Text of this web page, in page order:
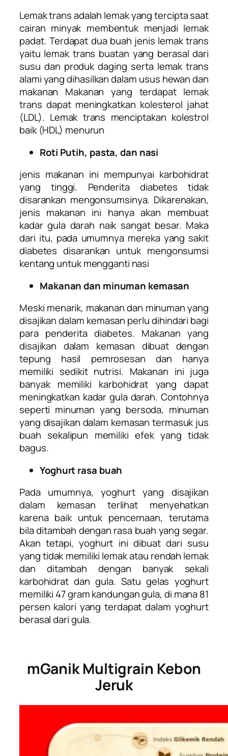
Lemak trans adalah lemak yang tercipta saat
cairan minyak membentuk menjadi lemak
padat. Terdapat dua buah jenis lemak trans
yaitu lemak trans buatan yang berasal dari
susu dan produk daging serta lemak trans
alami yang dihasilkan dalam usus hewan dan
makanan Makanan yang terdapat lemak
trans dapat meningkatkan kolesterol jahat
(LDL). Lemak trans menciptakan kolestrol
baik (HDL) menurun
Roti Putih, pasta, dan nasi
jenis makanan ini mempunyai karbohidrat
yang tinggi. Penderita diabetes tidak
disarankan mengonsumsinya. Dikarenakan,
jenis makanan ini hanya akan membuat
kadar gula darah naik sangat besar. Maka
dari itu, pada umumnya mereka yang sakit
diabetes disarankan untuk mengonsumsi
kentang untuk mengganti nasi
Makanan dan minuman kemasan
Meski menarik, makanan dan minuman yang
disajikan dalam kemasan perlu dihindari bagi
para penderita diabetes. Makanan yang
disajikan dalam kemasan dibuat dengan
tepung hasil pemrosesan dan hanya
memiliki sedikit nutrisi. Makanan ini juga
banyak memiliki karbohidrat yang dapat
meningkatkan kadar gula darah. Contohnya
seperti minuman yang bersoda, minuman
yang disajikan dalam kemasan termasuk jus
buah sekalipun memiliki efek yang tidak
bagus.
Yoghurt rasa buah
Pada umumnya, yoghurt yang disajikan
dalam kemasan terlihat menyehatkan
karena baik untuk pencernaan, terutama
bila ditambah dengan rasa buah yang segar.
Akan tetapi, yoghurt ini dibuat dari susu
yang tidak memiliki lemak atau rendah lemak
dan ditambah dengan banyak sekali
karbohidrat dan gula. Satu gelas yoghurt
memiliki 47 gram kandungan gula, di mana 81
persen kalori yang terdapat dalam yoghurt
berasal dari gula.
mGanik Multigrain Kebon
Jeruk